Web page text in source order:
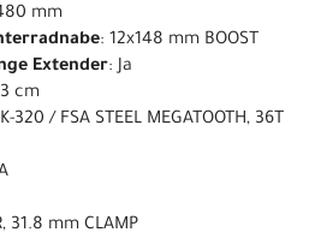
mm
: 12x148 mm BOOST
Extender: Ja
cm
320 / FSA STEEL MEGATOOTH, 36T
31.8 mm CLAMP